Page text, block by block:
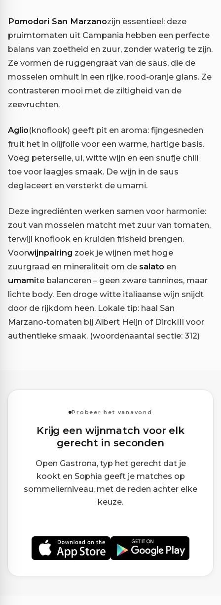
Pomodori San Marzanozijn essentieel: deze
pruimtomaten uit Campania hebben een perfecte
balans van zoetheid en zuur, zonder waterig te zijn.
Ze vormen de ruggengraat van de saus, die de
mosselen omhult in een rijke, rood-oranje glans. Ze
contrasteren mooi met de ziltigheid van de
zeevruchten.
Aglio(knoflook) geeft pit en aroma: fijngesneden
fruit het in olijfolie voor een warme, hartige basis.
Voeg peterselie, ui, witte wijn en een snufje chili
toe voor laagjes smaak. De wijn in de saus
deglaceert en versterkt de umami.
Deze ingrediënten werken samen voor harmonie:
zout van mosselen matcht met zuur van tomaten,
terwijl knoflook en kruiden frisheid brengen.
Voorwijnpairing zoek je wijnen met hoge
zuurgraad en mineraliteit om de salato en
umamite balanceren – geen zware tannines, maar
lichte body. Een droge witte italiaanse wijn snijdt
door de rijkdom heen. Lokale tip: haal San
Marzano-tomaten bij Albert Heijn of DirckIII voor
authentieke smaak. (woordenaantal sectie: 312)
Probeer het vanavond
Krijg een wijnmatch voor elk
gerecht in seconden
Open Gastrona, typ het gerecht dat je
kookt en Sophia geeft je matches op
sommelierniveau, met de reden achter elke
keuze.